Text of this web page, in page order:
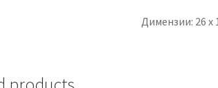
Димензии: 26 х